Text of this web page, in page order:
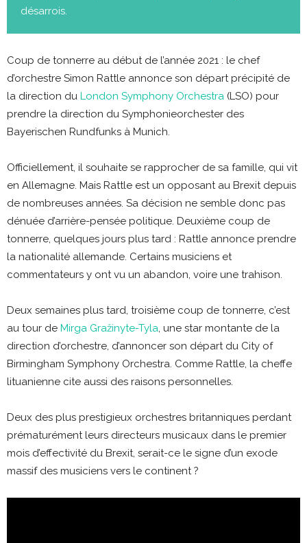
désarrois.
Coup de tonnerre au début de l’année 2021 : le chef
d’orchestre Simon Rattle annonce son départ précipité de
la direction du London Symphony Orchestra (LSO) pour
prendre la direction du Symphonieorchester des
Bayerischen Rundfunks à Munich.
Officiellement, il souhaite se rapprocher de sa famille, qui vit
en Allemagne. Mais Rattle est un opposant au Brexit depuis
de nombreuses années. Sa décision ne semble donc pas
dénuée d’arrière-pensée politique. Deuxième coup de
tonnerre, quelques jours plus tard : Rattle annonce prendre
la nationalité allemande. Certains musiciens et
commentateurs y ont vu un abandon, voire une trahison.
Deux semaines plus tard, troisième coup de tonnerre, c’est
au tour de Mirga Gražinyte-Tyla, une star montante de la
direction d’orchestre, d’annoncer son départ du City of
Birmingham Symphony Orchestra. Comme Rattle, la cheffe
lituanienne cite aussi des raisons personnelles.
Deux des plus prestigieux orchestres britanniques perdant
prématurément leurs directeurs musicaux dans le premier
mois d’effectivité du Brexit, serait-ce le signe d’un exode
massif des musiciens vers le continent ?